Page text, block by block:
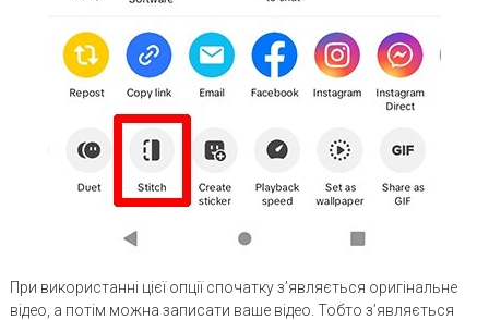
При використанні цієї опції спочатку з’являється оригінальне
відео, а потім можна записати ваше відео. Тобто з’являється